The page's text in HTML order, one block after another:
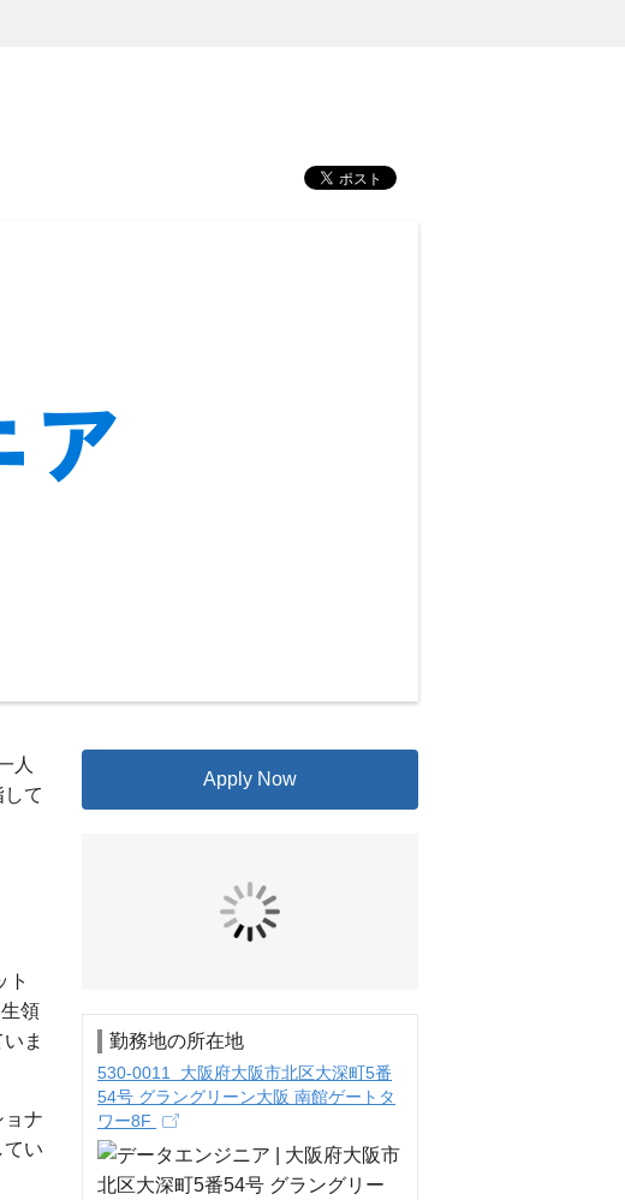
人
て
ト
領
ま
ナ
い
Apply Now
勤務地の所在地
530-0011 大阪府大阪市北区大深町5番
54号 グラングリーン大阪 南館ゲートタ
ワー8F